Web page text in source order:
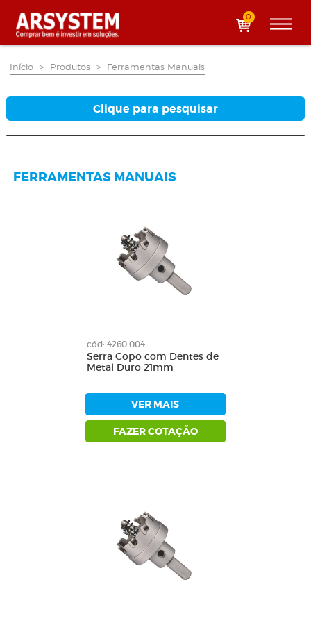
0
Início > Produtos > Ferramentas Manuais
Clique para pesquisar
FERRAMENTAS MANUAIS
cód: 4260.004
Serra Copo com Dentes de
Metal Duro 21mm
VER MAIS
FAZER COTAÇÃO